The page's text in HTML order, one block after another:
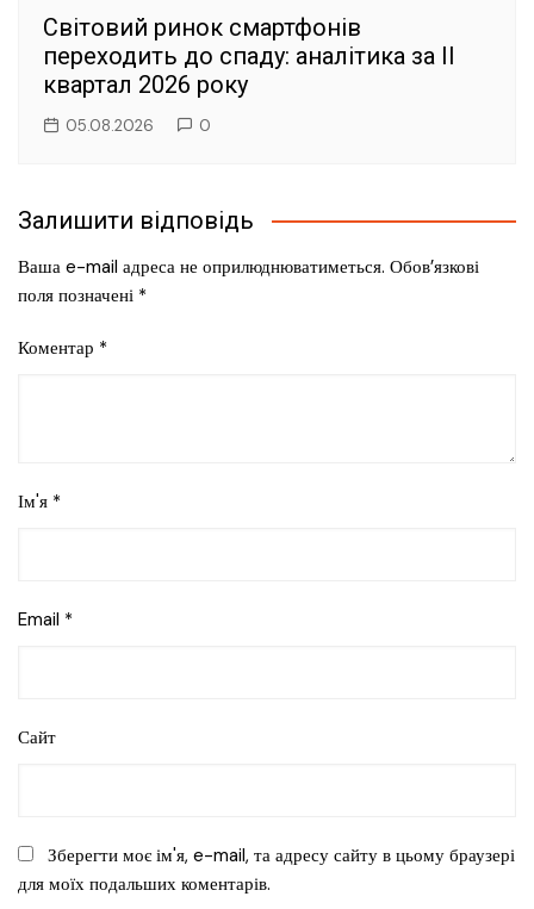
Світовий ринок смартфонів
переходить до спаду: аналітика за II
квартал 2026 року
05.08.2026 0
Залишити відповідь
Ваша e-mail адреса не оприлюднюватиметься. Обов’язкові
поля позначені *
Коментар *
Ім'я *
Email *
Сайт
Зберегти моє ім'я, e-mail, та адресу сайту в цьому браузері
для моїх подальших коментарів.